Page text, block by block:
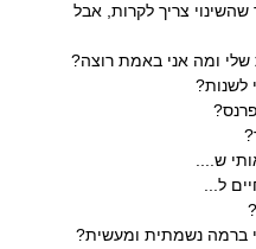
צריך לקרות, אבל
ל...
ברמה נשמתית ומעשית?